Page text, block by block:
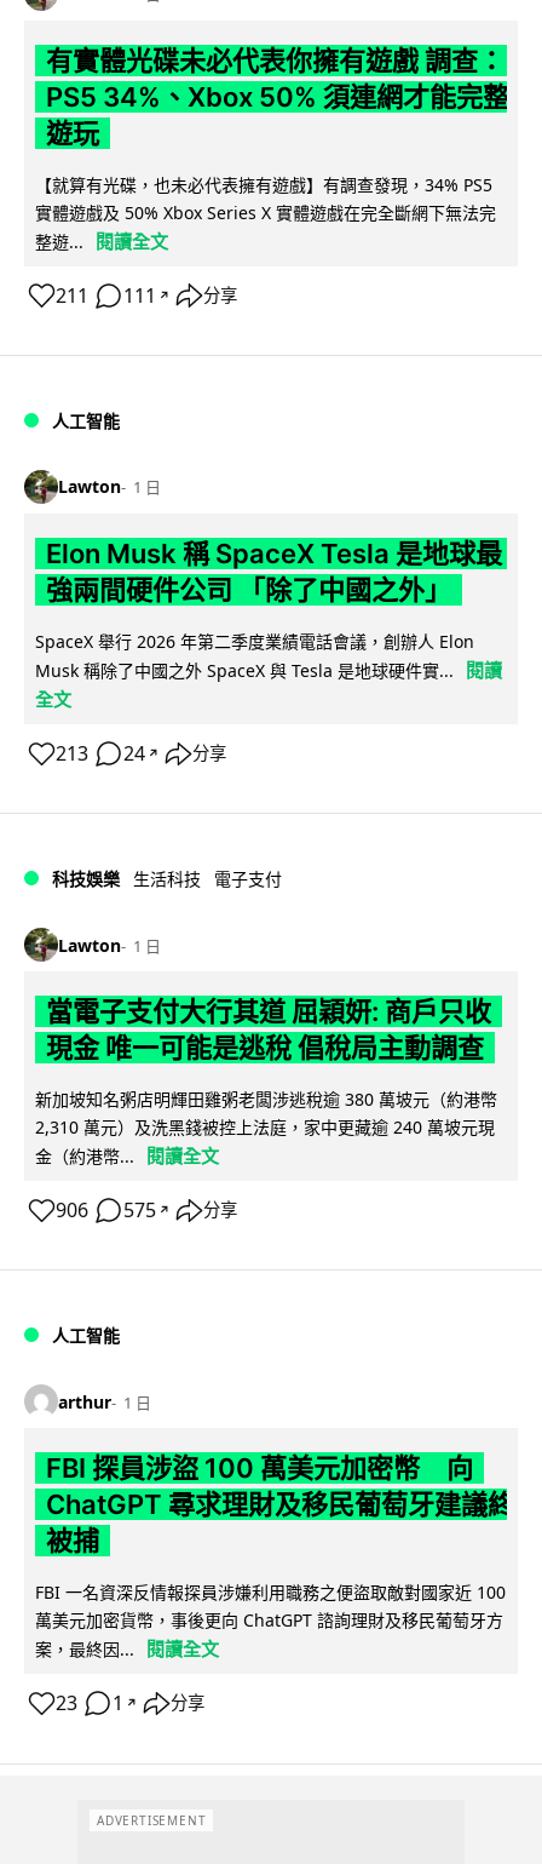
有實體光碟未必代表你擁有遊戲 調查：
PS5 34%、Xbox 50% 須連網才能完整
遊玩
【就算有光碟，也未必代表擁有遊戲】有調查發現，34% PS5
實體遊戲及 50% Xbox Series X 實體遊戲在完全斷網下無法完
整遊...
閱讀全文
211 111 ↗ 分享
人工智能
Lawton 1 日
Elon Musk 稱 SpaceX Tesla 是地球最
強兩間硬件公司 「除了中國之外」
SpaceX 舉行 2026 年第二季度業績電話會議，創辦人 Elon
Musk 稱除了中國之外 SpaceX 與 Tesla 是地球硬件實...
閱讀
全文
213 24 ↗ 分享
科技娛樂 生活科技 電子支付
Lawton 1 日
當電子支付大行其道 屈穎妍: 商戶只收
現金 唯一可能是逃稅 倡稅局主動調查
新加坡知名粥店明輝田雞粥老闆涉逃稅逾 380 萬坡元（約港幣
2,310 萬元）及洗黑錢被控上法庭，家中更藏逾 240 萬坡元現
金（約港幣...
閱讀全文
906 575 ↗ 分享
人工智能
arthur 1 日
FBI 探員涉盜 100 萬美元加密幣 向
ChatGPT 尋求理財及移民葡萄牙建議終
被捕
FBI 一名資深反情報探員涉嫌利用職務之便盜取敵對國家近 100
萬美元加密貨幣，事後更向 ChatGPT 諮詢理財及移民葡萄牙方
案，最終因...
閱讀全文
23 1 ↗ 分享
ADVERTISEMENT